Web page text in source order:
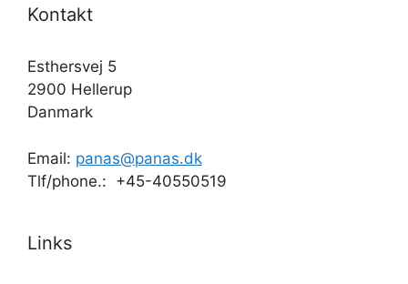
Kontakt
Esthersvej 5
2900 Hellerup
Danmark
Email: panas@panas.dk
Tlf/phone.: +45-40550519
Links